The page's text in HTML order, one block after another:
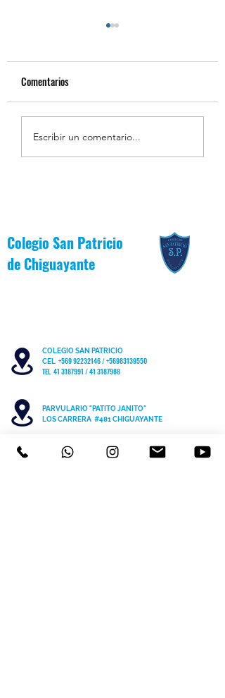
Estudiantes Destacados
Comentarios
Escribir un comentario...
Colegio San Patricio
de Chiguayante
COLEGIO SAN PATRICIO
CEL +569 92232146/+56983139550
TEL 41 3187991 / 41 3187988
PARVULARIO "PATITO JANITO"
LOS CARRERA #481 CHIGUAYANTE
COLEGIO SAN PATRICIO COCHRANE #567